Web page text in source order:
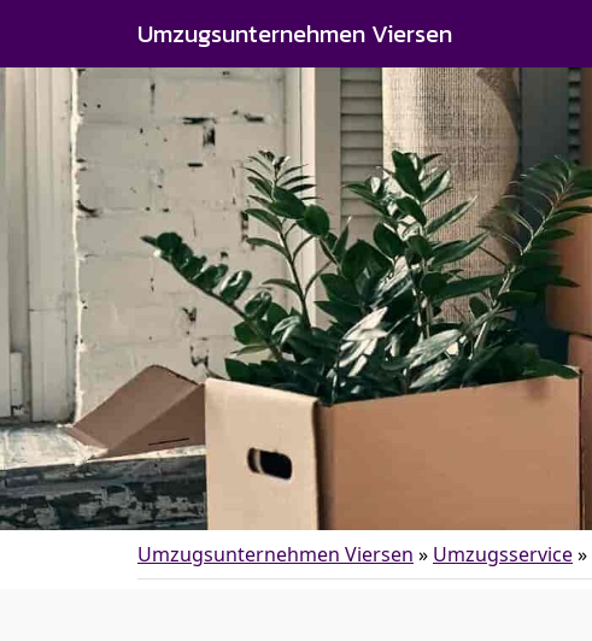
Umzugsunternehmen Viersen
Umzugsunternehmen Viersen » Umzugsservice»